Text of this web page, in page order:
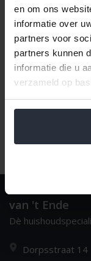
en om ons
informatie over
partners voor
partners kunnen
informatie die u
verzameld op
Naam oplopend
van 't Ende
Dè
Dorpsstraat 14